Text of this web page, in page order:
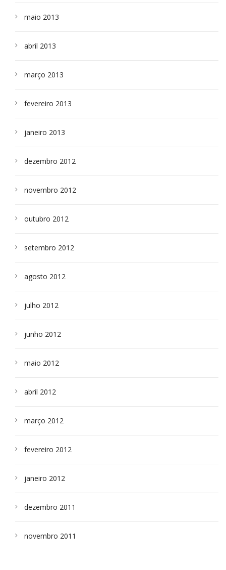
maio 2013
abril 2013
março 2013
fevereiro 2013
janeiro 2013
dezembro 2012
novembro 2012
outubro 2012
setembro 2012
agosto 2012
julho 2012
junho 2012
maio 2012
abril 2012
março 2012
fevereiro 2012
janeiro 2012
dezembro 2011
novembro 2011